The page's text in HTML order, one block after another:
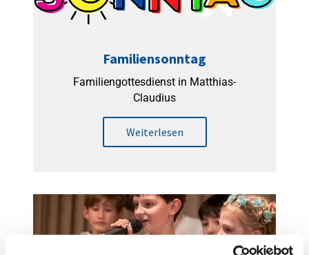
Familiensonntag
Familiengottesdienst in Matthias-
Claudius
Weiterlesen